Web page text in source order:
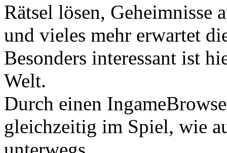
Rätsel lösen, Geheimnisse
und vieles mehr erwartet
Besonders interessant ist
Welt.
Durch einen
gleichzeitig im Spiel, wie